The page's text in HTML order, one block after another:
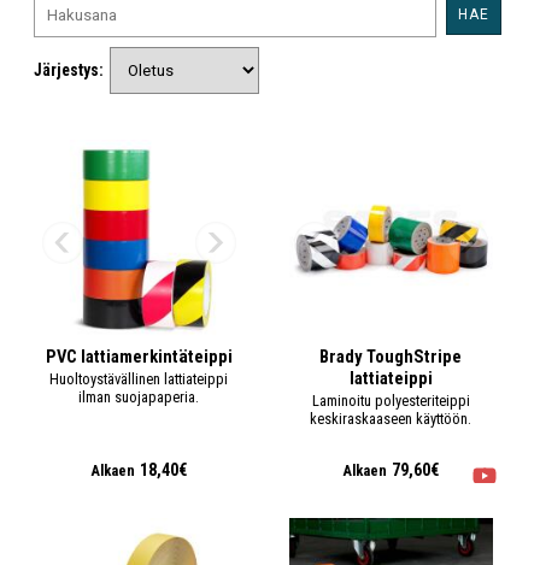
HAE
Järjestys:
PVC lattiamerkintäteippi
Huoltoystävällinen lattiateippi
ilman suojapaperia.
Alkaen 18,40€
Brady ToughStripe
lattiateippi
Laminoitu polyesteriteippi
keskiraskaaseen käyttöön.
Alkaen 79,60€